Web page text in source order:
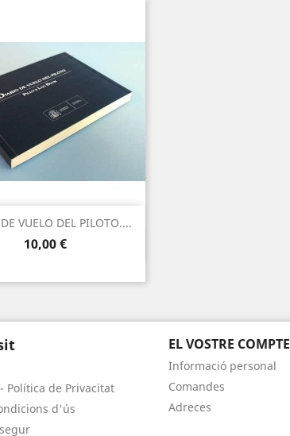
VUELO DEL PILOTO....
Preu
10,00 €
Vista ràpida
Política de Privacitat
d'ús
EL VOSTRE COMPTE
Informació personal
Comandes
Adreces